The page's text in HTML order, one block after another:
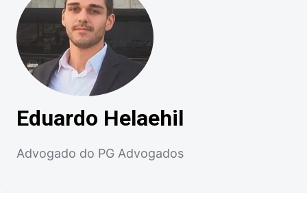
Eduardo Helaehil
Advogado do PG Advogados